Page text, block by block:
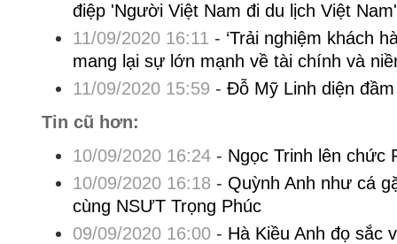
điệp 'Người Việt Nam đi du lịch Việt Nam'
11/09/2020 16:11 - ‘Trải nghiệm khách
mang lại sự lớn mạnh về tài chính và
11/09/2020 15:59 - Đỗ Mỹ Linh diện
Tin cũ hơn:
10/09/2020 16:24- Ngọc Trinh lên chức
10/09/2020 16:18 - Quỳnh Anh như cá
cùng NSƯT Trọng Phúc
09/09/2020 16:00- Hà Kiều Anh đọ sắc